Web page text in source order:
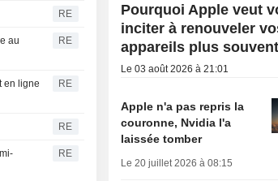
RE
au
RE
en ligne
RE
RE
RE
Pourquoi Apple veut
inciter à renouveler
appareils plus souvent
Le 03 août 2026 à 21:01
Apple n'a pas repris la
couronne, Nvidia l'a
laissée tomber
Le 20 juillet 2026 à 08:15